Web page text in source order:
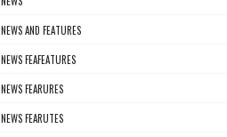
NEWS AND FEATURES
NEWS FEAFEATURES
NEWS FEARURES
NEWS FEARUTES